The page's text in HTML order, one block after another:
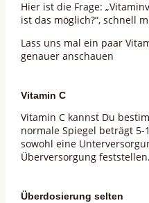
Hier ist die Frage:
ist das möglich?“, schnell
Lass uns mal ein paar
genauer anschauen
Vitamin C
Vitamin C kannst Du
normale Spiegel beträgt 5-
sowohl eine
Überversorgung feststellen.
Überdosierung selten